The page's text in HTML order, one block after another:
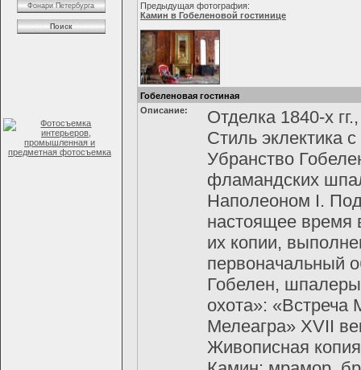
Фонари Петербурга
Поиск
Предыдущая фотография:
Камин в Гобеленовой гостинице
Гобеленовая гостиная
Описание:
Отделка 1840-х
Стиль эклектика
Убранство
фламандских
Наполеоном I.
настоящее время
их копии,
первоначальный
Гобелен,
охота»:
Мелеагра» XVII
Живописная